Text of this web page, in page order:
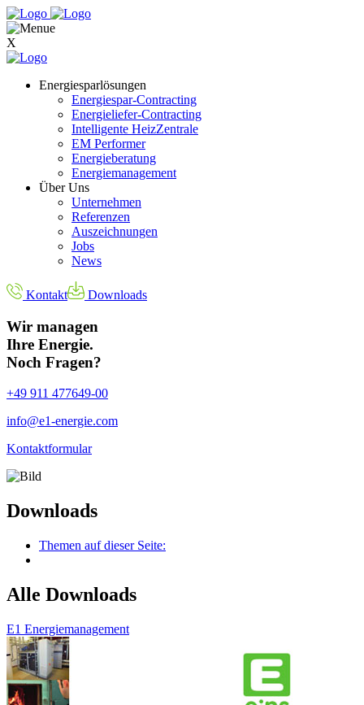
X
Energiesparlösungen
Energiespar-Contracting
Energieliefer-Contracting
Intelligente HeizZentrale
EM Performer
Energieberatung
Energiemanagement
Über Uns
Unternehmen
Referenzen
Auszeichnungen
Jobs
News
Kontakt Downloads
Wir managen
Ihre Energie.
Noch Fragen?
+49 911 477649-00
info@e1-energie.com
Kontaktformular
Downloads
Themen auf dieser Seite:
Alle Downloads
E1 Energiemanagement